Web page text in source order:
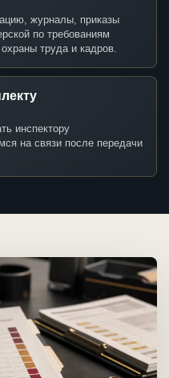
журналы, приказы
по требованиям
труда и кадров.
инспектору
на связи после передачи